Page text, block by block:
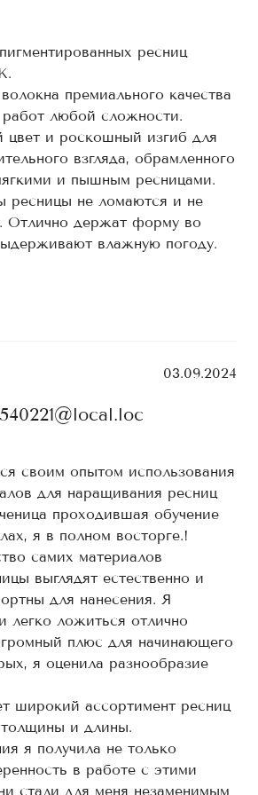
ресниц
премиального качества
любой сложности.
цвет и роскошный изгиб для
взгляда, обрамленного
и пышным ресницами.
ресницы не ломаются и не
Отлично держат форму во
влажную погоду.
03.09.2024
своим опытом использования
для наращивания ресниц
проходившая обучение
я в полном восторге.!
самих материалов
выглядят естественно и
для нанесения. Я
легко ложиться отлично
плюс для начинающего
я оценила разнообразие
широкий ассортимент ресниц
и длины.
я получила не только
в работе с этими
стали для меня незаменимым